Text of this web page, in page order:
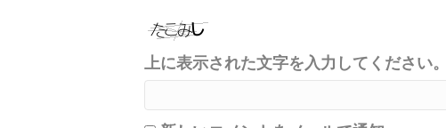
上に表示された文字を入力してください。